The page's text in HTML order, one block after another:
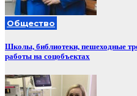
Общество
Школы, библиотеки, пешеходные
работы на соцобъектах